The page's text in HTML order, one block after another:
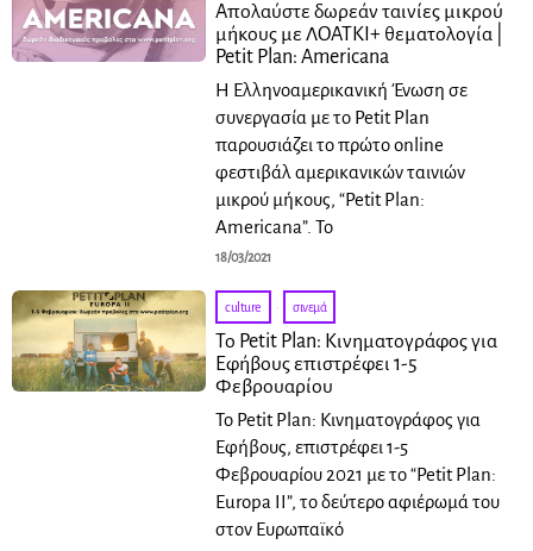
Απολαύστε δωρεάν ταινίες μικρού
μήκους με ΛΟΑΤΚΙ+ θεματολογία |
Petit Plan: Americana
Η Ελληνοαμερικανική Ένωση σε
συνεργασία με το Petit Plan
παρουσιάζει το πρώτο online
φεστιβάλ αμερικανικών ταινιών
μικρού μήκους, “Petit Plan:
Americana”. Το
18/03/2021
culture · σινεμά
Το Petit Plan: Κινηματογράφος για
Εφήβους επιστρέφει 1-5
Φεβρουαρίου
Το Petit Plan: Κινηματογράφος για
Εφήβους, επιστρέφει 1-5
Φεβρουαρίου 2021 με το “Petit Plan:
Europa II”, το δεύτερο αφιέρωμά του
στον Ευρωπαϊκό